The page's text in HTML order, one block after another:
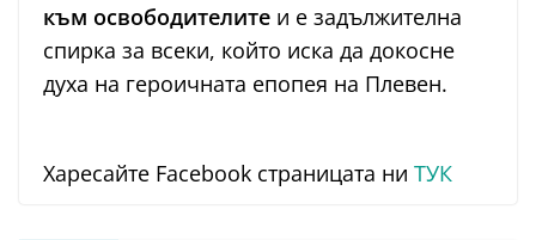
към освободителите и е задължителна
спирка за всеки, който иска да докосне
духа на героичната епопея на Плевен.
Харесайте Facebook страницата ни ТУК